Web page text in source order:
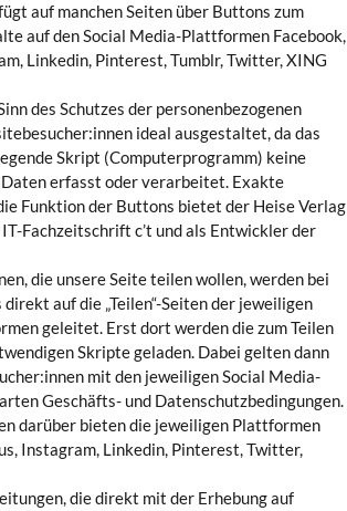
auf manchen Seiten über Buttons zum
auf den Social Media-Plattformen Facebook,
Linkedin, Pinterest, Tumblr, Twitter, XING
des Schutzes der personenbezogenen
ideal ausgestaltet, da das
Skript (Computerprogramm) keine
Daten erfasst oder verarbeitet. Exakte
Funktion der Buttons bietet der Heise Verlag
Fachzeitschrift c’t und als Entwickler der
die unsere Seite teilen wollen, werden bei
auf die „Teilen“-Seiten der jeweiligen
geleitet. Erst dort werden die zum Teilen
Skripte geladen. Dabei gelten dann
mit den jeweiligen Social Media-
Geschäfts- und Datenschutzbedingungen.
darüber bieten die jeweiligen Plattformen
Instagram, Linkedin, Pinterest, Twitter,
die direkt mit der Erhebung auf